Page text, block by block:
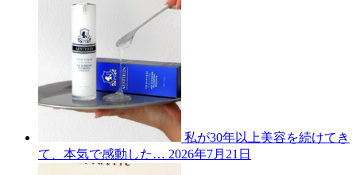
私が30年以上美容を続けてき
て、本気で感動した… 2026年7月21日